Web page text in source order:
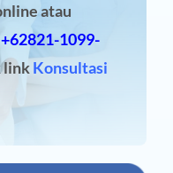
atau
+62821-1099-
linkKonsultasi